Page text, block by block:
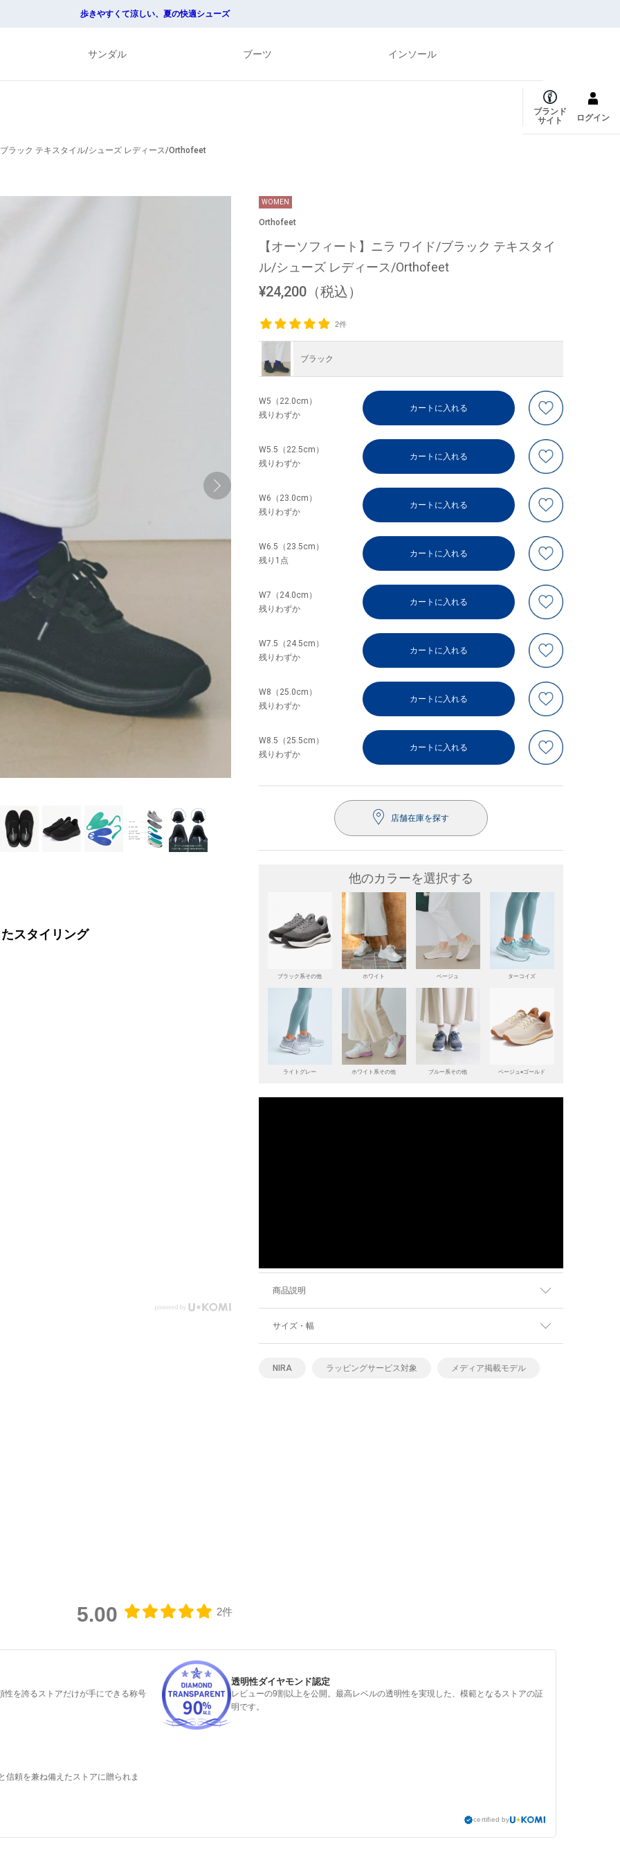
歩きやすくて涼しい、夏の快適シューズ
サンダル ブーツ インソール
ブランド
サイト
ログイン
ラック テキスタイル/シューズ レディース/Orthofeet
スタイリング
WOMEN
Orthofeet
【オーソフィート】ニラ ワイド/ブラック テキスタイ
ル/シューズ レディース/Orthofeet
¥24,200 （税込）
2件
ブラック
W5（22.0cm）
残りわずか
カートに入れる
W5.5（22.5cm）
残りわずか
カートに入れる
W6（23.0cm）
残りわずか
カートに入れる
W6.5（23.5cm）
残り1点
カートに入れる
W7（24.0cm）
残りわずか
カートに入れる
W7.5（24.5cm）
残りわずか
カートに入れる
W8（25.0cm）
残りわずか
カートに入れる
W8.5（25.5cm）
残りわずか
カートに入れる
店舗在庫を探す
他のカラーを選択する
ブラック系その他 ホワイト ベージュ ターコイズ
ライトグレー ホワイト系その他 ブルー系その他 ベージュ×ゴールド
商品説明
サイズ・幅
NIRA ラッピングサービス対象 メディア掲載モデル
5.00 2件
を誇るストアだけが手にできる称号
透明性ダイヤモンド認定
レビューの9割以上を公開。最高レベルの透明性を実現した、模範となるストアの証
明です。
信頼を兼ね備えたストアに贈られま
certified by